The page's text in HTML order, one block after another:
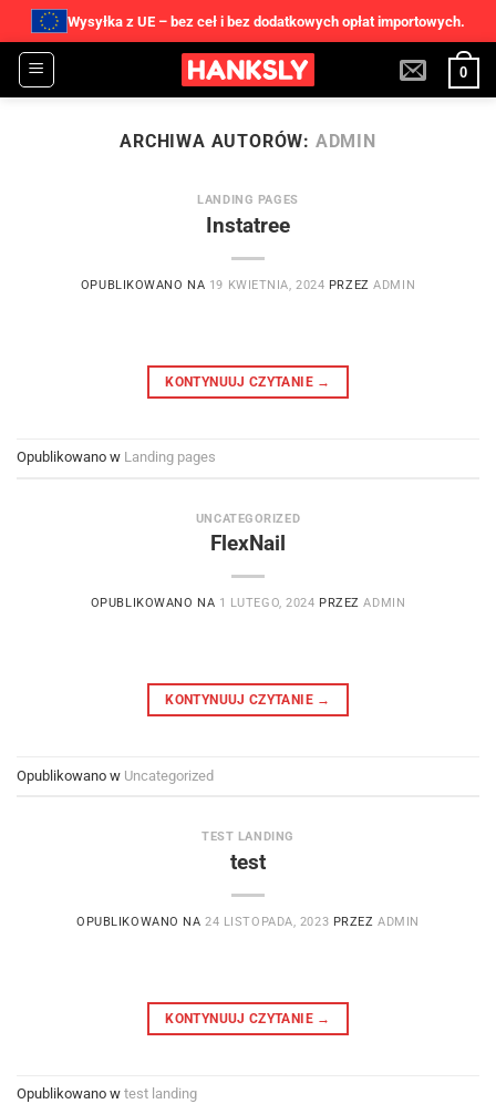
Wysyłka z UE – bez ceł i bez dodatkowych opłat importowych.
Przewiń
0
ARCHIWA AUTORÓW: ADMIN
LANDING PAGES
Instatree
OPUBLIKOWANO NA 19 KWIETNIA, 2024 PRZEZADMIN
KONTYNUUJ CZYTANIE →
Opublikowano w Landing pages
UNCATEGORIZED
FlexNail
OPUBLIKOWANO NA 1 LUTEGO, 2024 PRZEZADMIN
KONTYNUUJ CZYTANIE →
Opublikowano w Uncategorized
TEST LANDING
test
OPUBLIKOWANO NA24 LISTOPADA, 2023 PRZEZADMIN
KONTYNUUJ CZYTANIE →
Opublikowano w test landing